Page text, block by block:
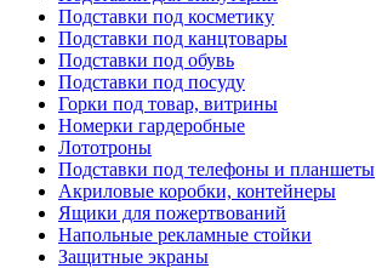
Подставки под косметику
Подставки под канцтовары
Подставки под обувь
Подставки под посуду
Горки под товар, витрины
Номерки гардеробные
Лототроны
Подставки под телефоны и планшеты
Акриловые коробки, контейнеры
Ящики для пожертвований
Напольные рекламные стойки
Защитные экраны